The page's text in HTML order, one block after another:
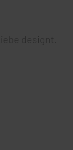
designt.